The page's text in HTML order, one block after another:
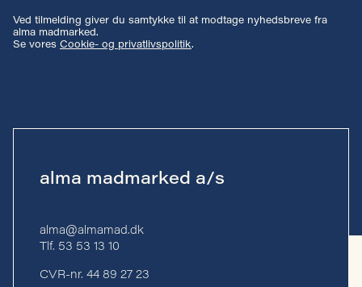
Ved tilmelding giver du samtykke til at modtage nyhedsbreve fra
alma madmarked.
Se vores Cookie- og privatlivspolitik.
alma madmarked a/s
alma@almamad.dk
Tlf. 53 53 13 10
CVR-nr. 44 89 27 23